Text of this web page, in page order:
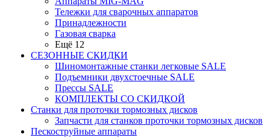
Тележки для сварочных аппаратов
Принадлежности
Газовая сварка
Ещё 12
СЕЗОННЫЕ СКИДКИ
Шиномонтажные станки легковые SALE
Подъемники двухстоечные SALE
Прессы SALE
КОМПЛЕКТЫ СО СКИДКОЙ
Станки для проточки тормозных дисков
Запчасти для станков проточки тормозных дисков
Пескоструйные аппараты